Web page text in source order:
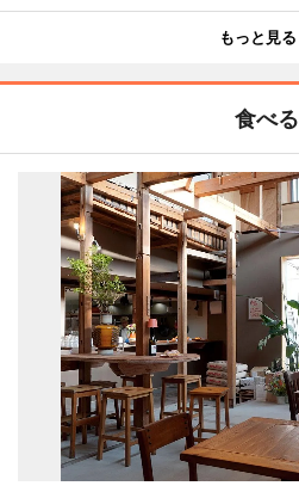
もっと見る
食べる